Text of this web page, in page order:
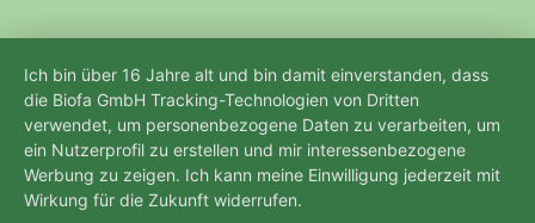
Ich bin über 16 Jahre alt und bin damit einverstanden, dass
die Biofa GmbH Tracking-Technologien von Dritten
verwendet, um personenbezogene Daten zu verarbeiten, um
ein Nutzerprofil zu erstellen und mir interessenbezogene
Werbung zu zeigen. Ich kann meine Einwilligung jederzeit mit
Wirkung für die Zukunft widerrufen.